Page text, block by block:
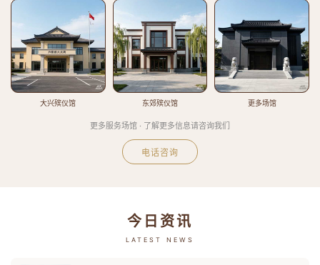
大兴殡仪馆 东郊殡仪馆 更多场馆
更多服务场馆 · 了解更多信息请咨询我们
电话咨询
今日资讯
LATEST NEWS